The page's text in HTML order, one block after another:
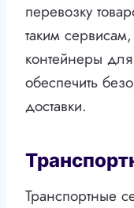
перевозку
таким
контейнеры
обеспечить
доставки.
Транспортные